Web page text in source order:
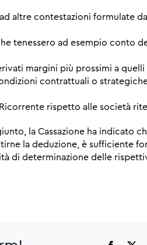
altre contestazioni formulate
tenessero ad esempio conto
margini più prossimi a quelli
contrattuali o
rispetto alle società
la Cassazione ha indicato
la deduzione, è sufficiente
di determinazione delle